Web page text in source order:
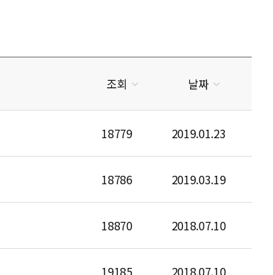
조회 날짜
18779 2019.01.23
18786 2019.03.19
18870 2018.07.10
19185 2018.07.10